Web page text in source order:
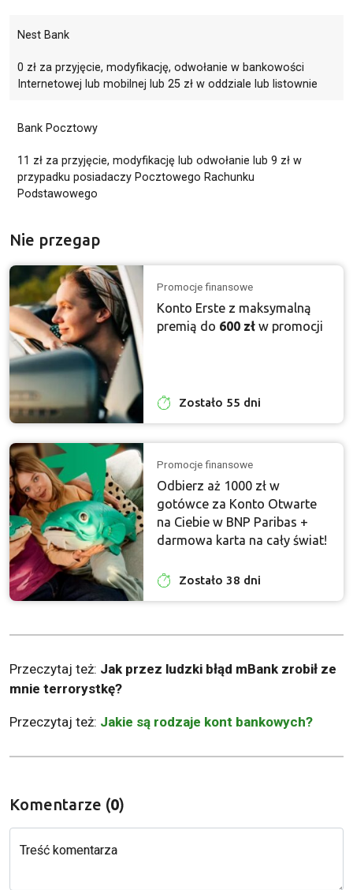
Nest Bank
0 zł za przyjęcie, modyfikację, odwołanie w bankowości
Internetowej lub mobilnej lub 25 zł w oddziale lub listownie
Bank Pocztowy
11 zł za przyjęcie, modyfikację lub odwołanie lub 9 zł w
przypadku posiadaczy Pocztowego Rachunku
Podstawowego
Nie przegap
Promocje finansowe
Konto Erste z maksymalną
premią do 600 zł w promocji
Zostało 55 dni
Promocje finansowe
Odbierz aż 1000 zł w
gotówce za Konto Otwarte
na Ciebie w BNP Paribas +
darmowa karta na cały świat!
Zostało 38 dni
Przeczytaj też: Jak przez ludzki błąd mBank zrobił ze
mnie terrorystkę?
Przeczytaj też: Jakie są rodzaje kont bankowych?
Komentarze (0)
Treść komentarza